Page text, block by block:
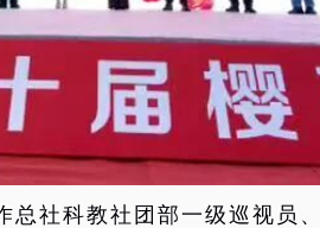
社科教社团部一级巡视员